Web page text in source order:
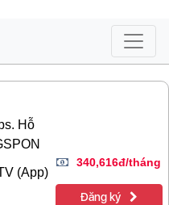
Hỗ
(App)
340,616đ/tháng
Đăng ký